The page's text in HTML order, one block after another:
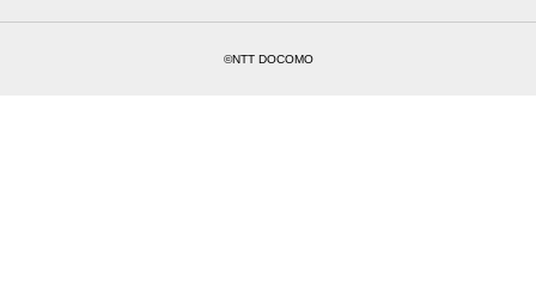
©NTT DOCOMO